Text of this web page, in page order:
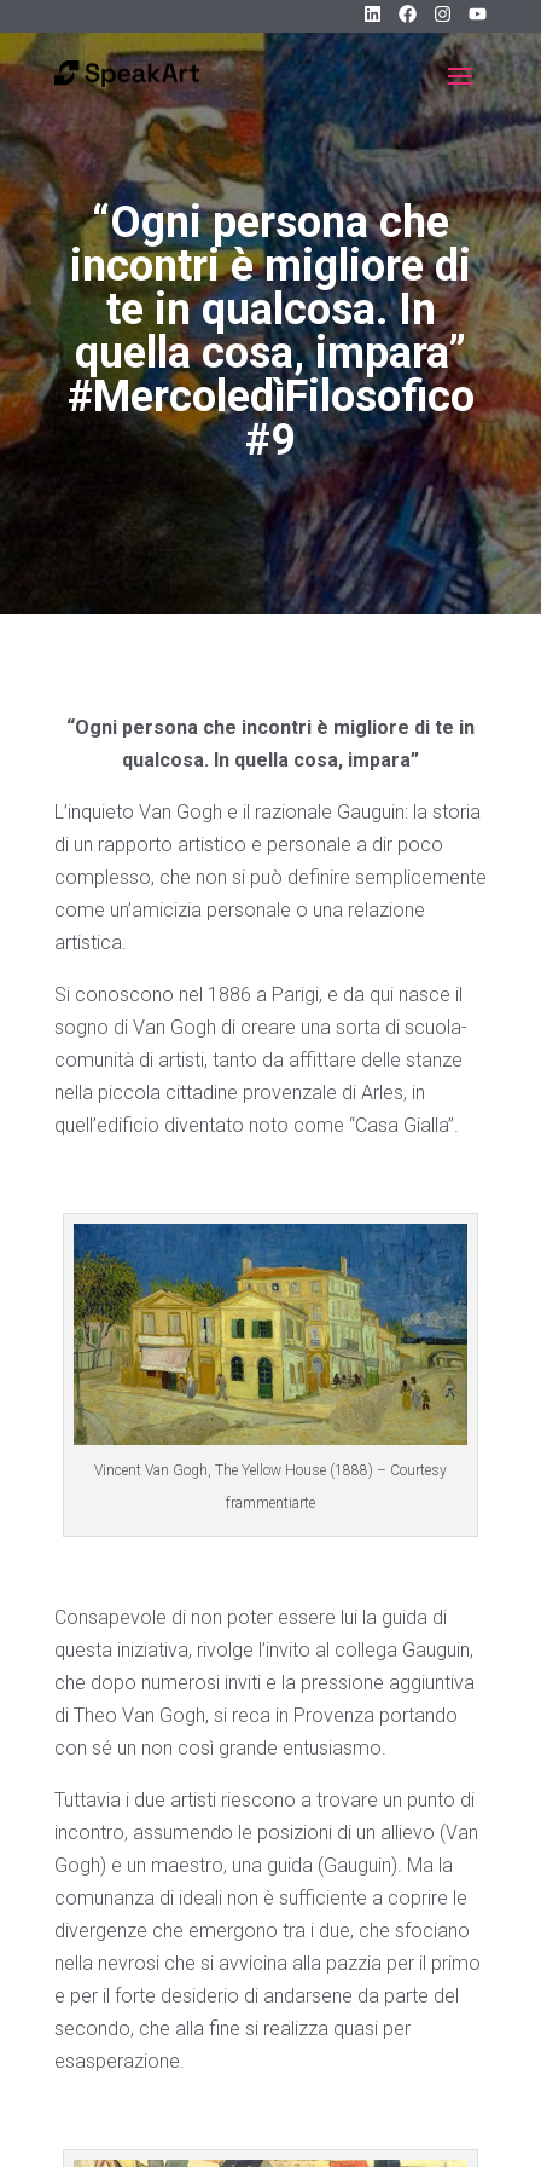
“Ogni persona che
incontri è migliore di
te in qualcosa. In
quella cosa, impara”
#MercoledìFilosofico
#9
“Ogni persona che incontri è migliore di te in
qualcosa. In quella cosa, impara”
L’inquieto Van Gogh e il razionale Gauguin: la storia
di un rapporto artistico e personale a dir poco
complesso, che non si può definire semplicemente
come un’amicizia personale o una relazione
artistica.
Si conoscono nel 1886 a Parigi, e da qui nasce il
sogno di Van Gogh di creare una sorta di scuola-
comunità di artisti, tanto da affittare delle stanze
nella piccola cittadine provenzale di Arles, in
quell’edificio diventato noto come “Casa Gialla”.
Vincent Van Gogh, The Yellow House (1888) – Courtesy
frammentiarte
Consapevole di non poter essere lui la guida di
questa iniziativa, rivolge l’invito al collega Gauguin,
che dopo numerosi inviti e la pressione aggiuntiva
di Theo Van Gogh, si reca in Provenza portando
con sé un non così grande entusiasmo.
Tuttavia i due artisti riescono a trovare un punto di
incontro, assumendo le posizioni di un allievo (Van
Gogh) e un maestro, una guida (Gauguin). Ma la
comunanza di ideali non è sufficiente a coprire le
divergenze che emergono tra i due, che sfociano
nella nevrosi che si avvicina alla pazzia per il primo
e per il forte desiderio di andarsene da parte del
secondo, che alla fine si realizza quasi per
esasperazione.